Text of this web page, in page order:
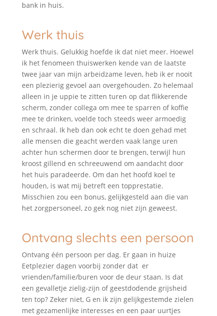
bank in huis.
Werk thuis
Werk thuis. Gelukkig hoefde ik dat niet meer. Hoewel
ik het fenomeen thuiswerken kende van de laatste
twee jaar van mijn arbeidzame leven, heb ik er nooit
een plezierig gevoel aan overgehouden. Zo helemaal
alleen in je uppie te zitten turen op dat flikkerende
scherm, zonder collega om mee te sparren of koffie
mee te drinken, voelde toch steeds weer armoedig
en schraal. Ik heb dan ook echt te doen gehad met
alle mensen die geacht werden vaak lange uren
achter hun schermen door te brengen, terwijl hun
kroost gillend en schreeuwend om aandacht door
het huis paradeerde. Om dan het hoofd koel te
houden, is wat mij betreft een topprestatie.
Misschien zou een bonus, gelijkgesteld aan die van
het zorgpersoneel, zo gek nog niet zijn geweest.
Ontvang slechts een persoon
Ontvang één persoon per dag. Er gaan in huize
Eetplezier dagen voorbij zonder dat er
vrienden/familie/buren voor de deur staan. Is dat
een gevalletje zielig-zijn of geestdodende grijsheid
ten top? Zeker niet, G en ik zijn gelijkgestemde zielen
met gezamenlijke interesses en een paar uurtjes